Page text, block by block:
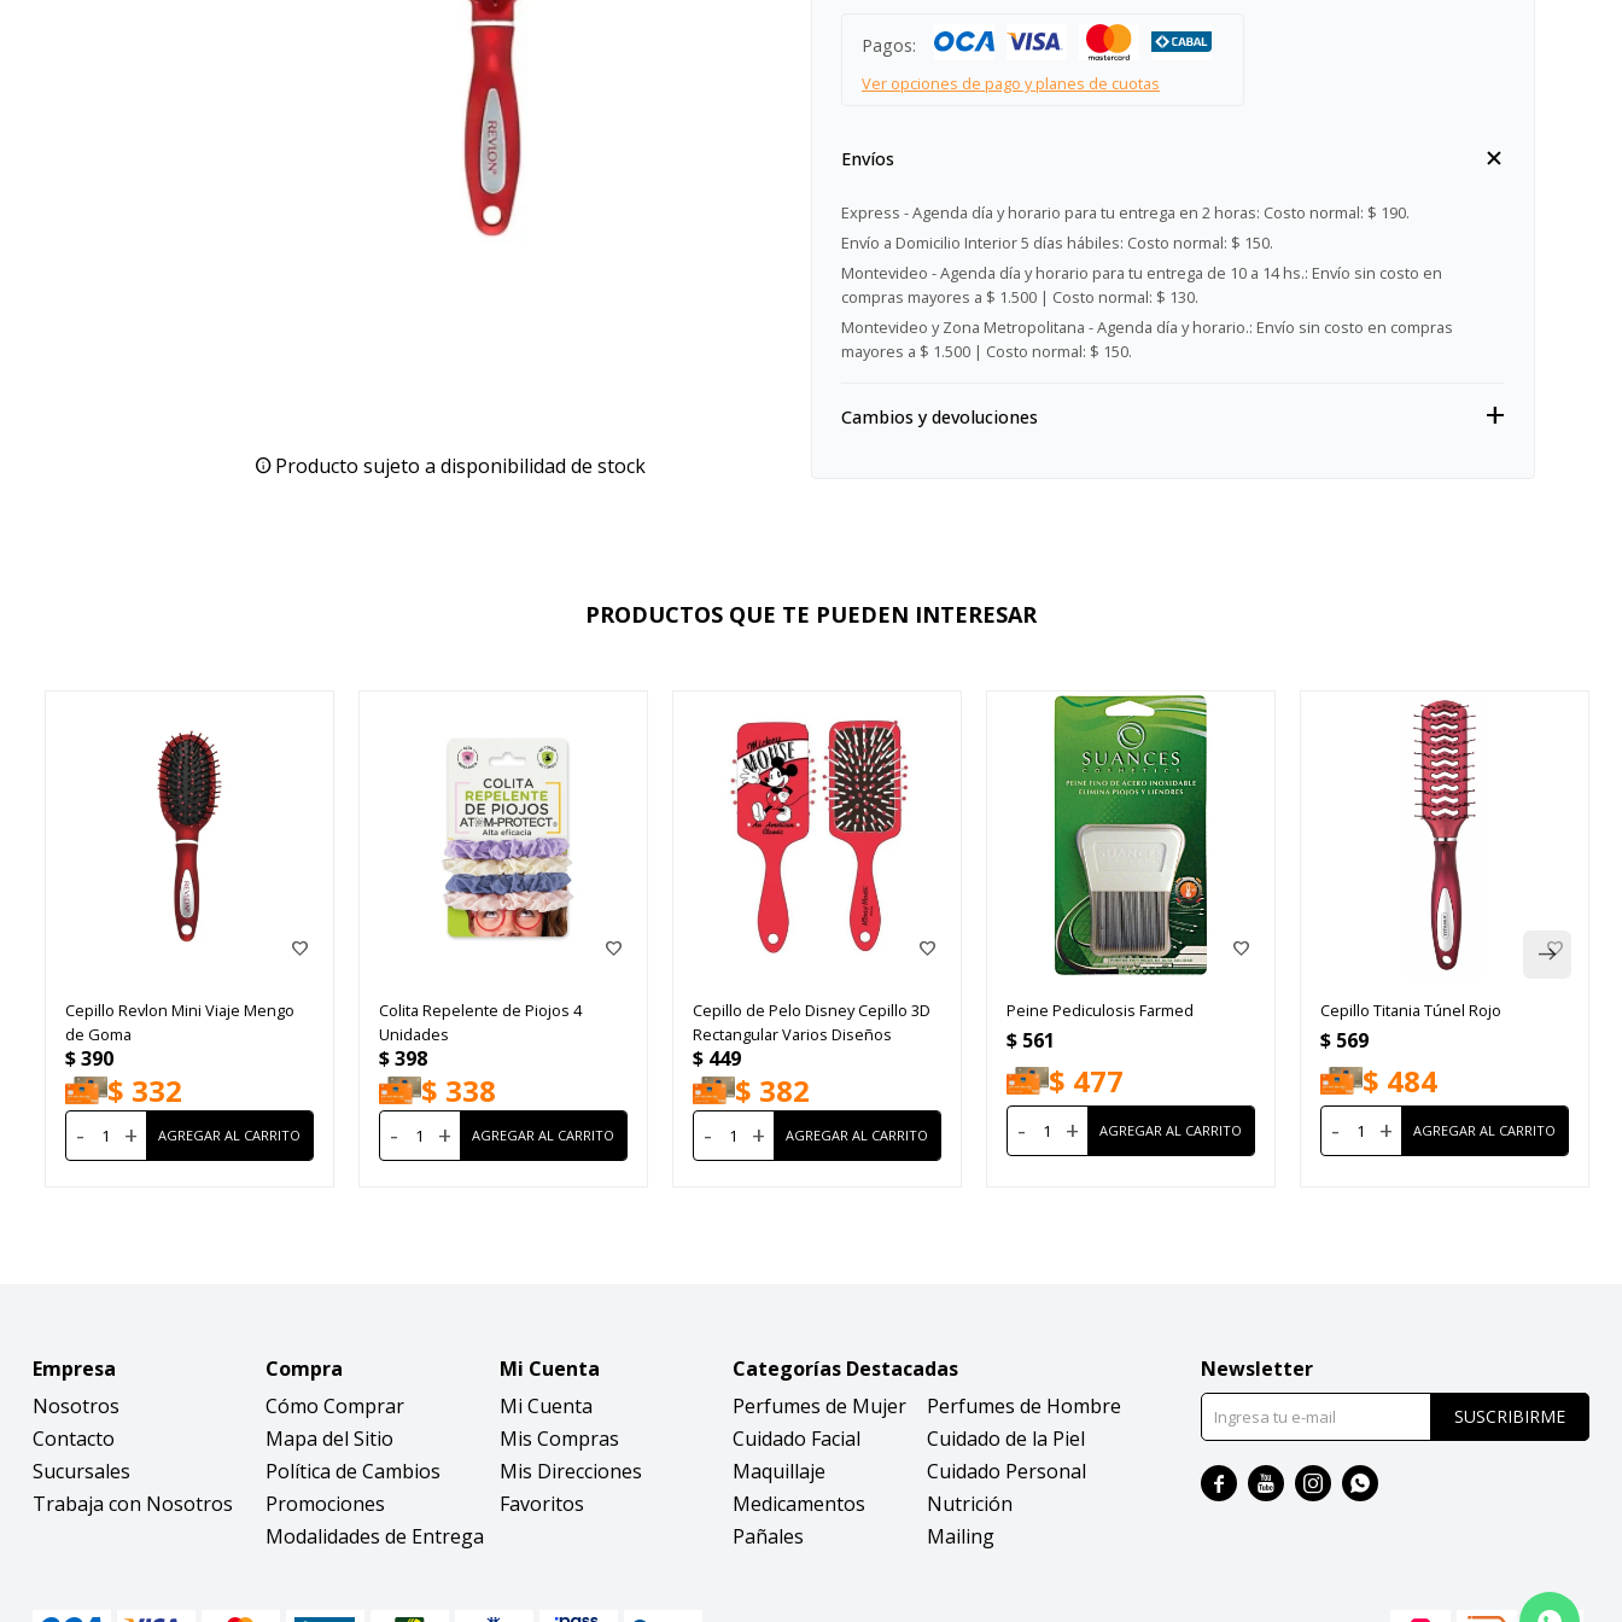
Producto sujeto a disponibilidad de stock
Pagos:
Ver opciones de pago y planes de cuotas
Envíos
Express - Agenda día y horario para tu entrega en 2 horas: Costo normal: $ 190.
Envío a Domicilio Interior 5 días hábiles: Costo normal: $ 150.
Montevideo - Agenda día y horario para tu entrega de 10 a 14 hs.: Envío sin costo en
compras mayores a $ 1.500 | Costo normal: $ 130.
Montevideo y Zona Metropolitana - Agenda día y horario.: Envío sin costo en compras
mayores a $ 1.500 | Costo normal: $ 150.
Cambios y devoluciones
PRODUCTOS QUE TE PUEDEN INTERESAR
Cepillo Revlon Mini Viaje Mengo
de Goma
$390
$ 332
- +
Colita Repelente de Piojos 4
Unidades
$398
$ 338
- +
Cepillo de Pelo Disney Cepillo 3D
Rectangular Varios Diseños
$ 449
$ 382
- +
Peine Pediculosis Farmed
$ 561
$ 477
- +
Cepillo Titania Túnel Rojo
$ 569
$ 484
- +
Empresa
Nosotros
Contacto
Sucursales
Trabaja con Nosotros
Compra
Cómo Comprar
Mapa del Sitio
Política de Cambios
Promociones
Modalidades de Entrega
Mi Cuenta
Mi Cuenta
Mis Compras
Mis Direcciones
Favoritos
Categorías Destacadas
Perfumes de Mujer
Perfumes de Hombre
Cuidado Facial
Cuidado de la Piel
Maquillaje
Cuidado Personal
Medicamentos
Nutrición
Pañales
Mailing
Newsletter
SUSCRIBIRME
   